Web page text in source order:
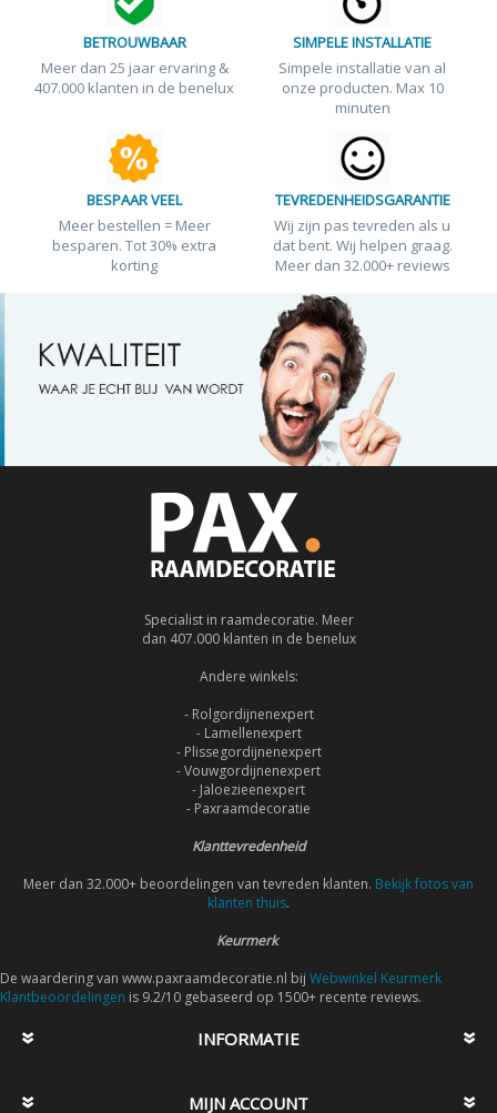
BETROUWBAAR
Meer dan 25 jaar ervaring &
407.000 klanten in de benelux
SIMPELE INSTALLATIE
Simpele installatie van al
onze producten. Max 10
minuten
BESPAAR VEEL
Meer bestellen = Meer
besparen. Tot 30% extra
korting
TEVREDENHEIDSGARANTIE
Wij zijn pas tevreden als u
dat bent. Wij helpen graag.
Meer dan 32.000+ reviews
Specialist in raamdecoratie. Meer
dan 407.000 klanten in de benelux
Andere winkels:
- Rolgordijnenexpert
- Lamellenexpert
- Plissegordijnenexpert
- Vouwgordijnenexpert
- Jaloezieenexpert
- Paxraamdecoratie
Klanttevredenheid
Meer dan 32.000+ beoordelingen van tevreden klanten. Bekijk fotos van
klanten thuis.
Keurmerk
De waardering van www.paxraamdecoratie.nl bij Webwinkel Keurmerk
Klantbeoordelingen is 9.2/10 gebaseerd op 1500+ recente reviews.
INFORMATIE
MIJN ACCOUNT